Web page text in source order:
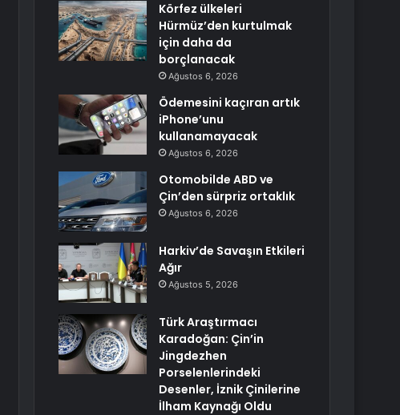
Körfez ülkeleri
Hürmüz’den kurtulmak
için daha da
borçlanacak
Ağustos 6, 2026
Ödemesini kaçıran artık
iPhone’unu
kullanamayacak
Ağustos 6, 2026
Otomobilde ABD ve
Çin’den sürpriz ortaklık
Ağustos 6, 2026
Harkiv’de Savaşın Etkileri
Ağır
Ağustos 5, 2026
Türk Araştırmacı
Karadoğan: Çin’in
Jingdezhen
Porselenlerindeki
Desenler, İznik Çinilerine
İlham Kaynağı Oldu